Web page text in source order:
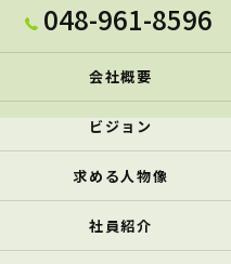
048-961-8596
会社概要
ビジョン
求める人物像
社員紹介